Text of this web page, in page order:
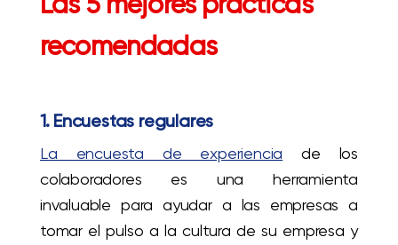
recomendadas
1. Encuestas regulares
La encuesta de experiencia
de los
colaboradores es una herramienta
invaluable para ayudar a las empresas a
tomar el pulso a la cultura de su empresa y